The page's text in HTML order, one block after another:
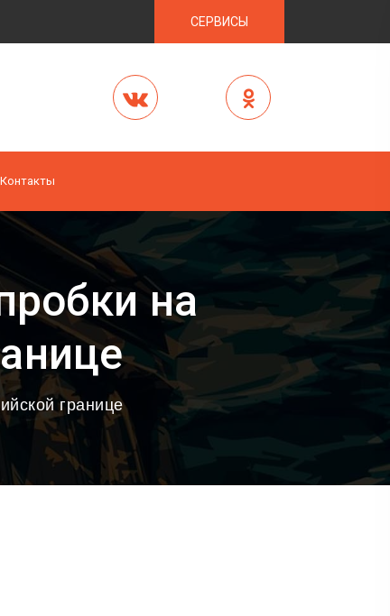
СЕРВИСЫ
Контакты
на
границе